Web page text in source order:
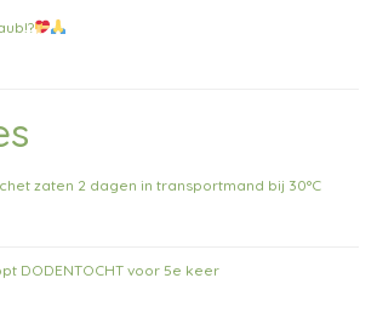
zaten 2 dagen in transportmand bij 30°C
DODENTOCHT voor 5e keer